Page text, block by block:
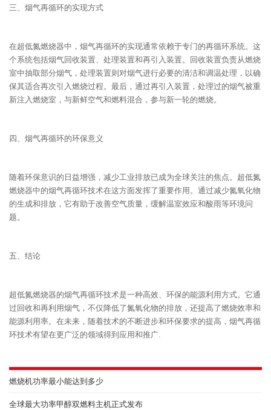
三、烟气再循环的实现方式
在超低氮燃烧器中，烟气再循环的实现通常依赖于专门的再循环系统。这
个系统包括烟气回收装置、处理装置和再引入装置。回收装置负责从燃烧
室中抽取部分烟气，处理装置则对烟气进行必要的清洁和调温处理，以确
保其适合再次引入燃烧过程。最后，通过再引入装置，处理过的烟气被重
新注入燃烧室，与新鲜空气和燃料混合，参与新一轮的燃烧。
四、烟气再循环的环保意义
随着环保意识的日益增强，减少工业排放已成为全球关注的焦点。超低氮
燃烧器中的烟气再循环技术在这方面发挥了重要作用。通过减少氮氧化物
的生成和排放，它有助于改善空气质量，缓解温室效应和酸雨等环境问
题。
五、结论
超低氮燃烧器的烟气再循环技术是一种高效、环保的能源利用方式。它通
过回收和再利用烟气，不仅降低了氮氧化物的排放，还提高了燃烧效率和
能源利用率。在未来，随着技术的不断进步和环保要求的提高，烟气再循
环技术有望在更广泛的领域得到应用和推广.
燃烧机功率最小能达到多少
全球最大功率甲醇双燃料主机正式发布